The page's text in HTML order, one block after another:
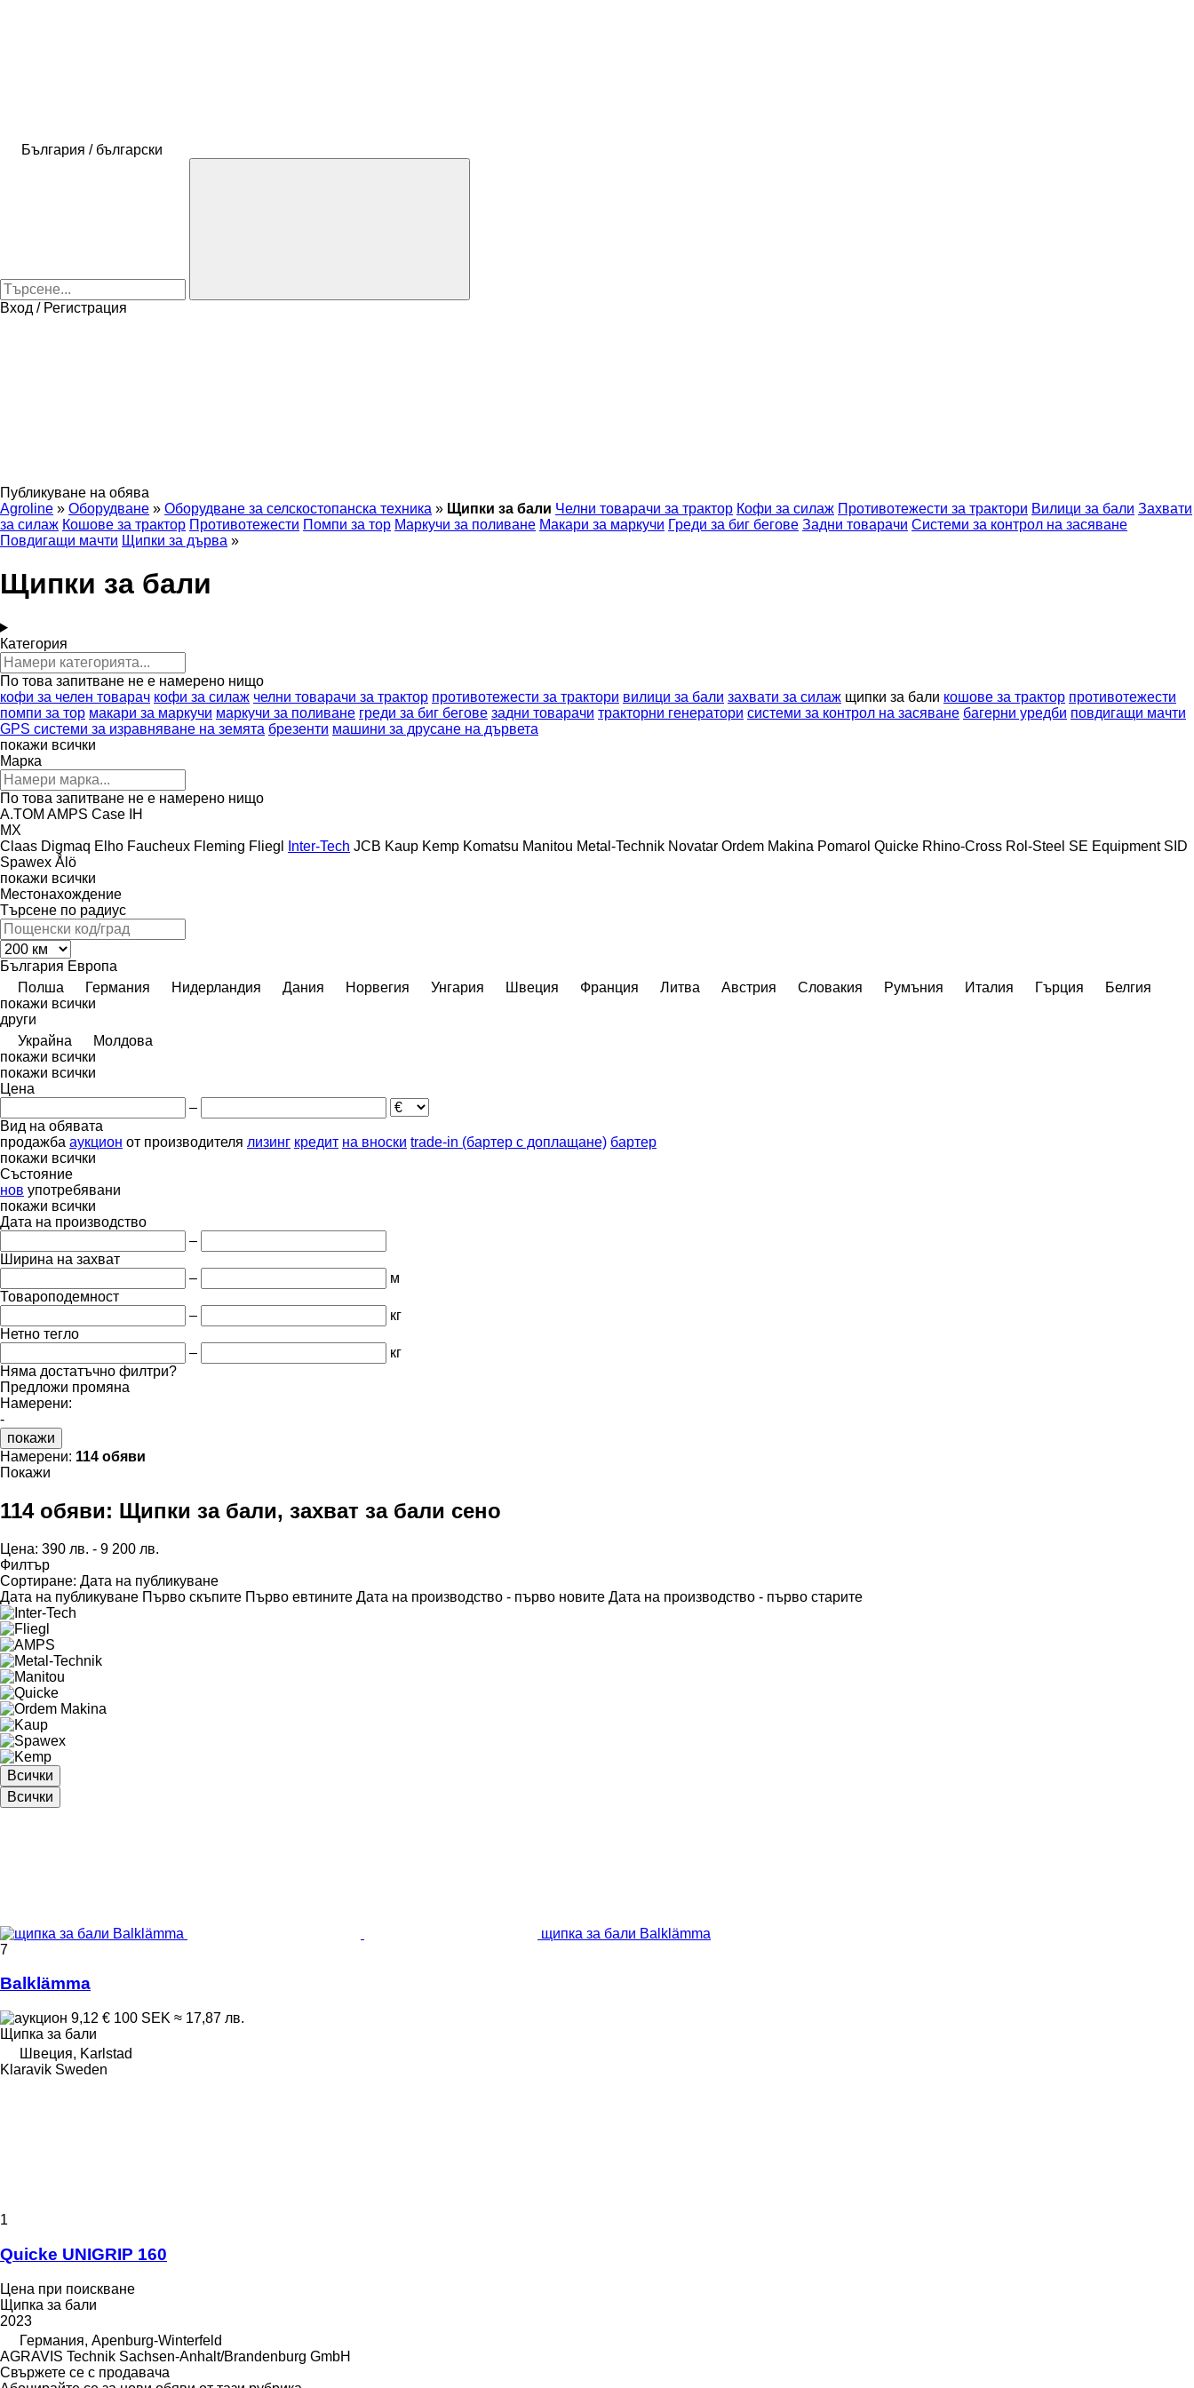
България / български
Вход / Регистрация
Публикуване на обява
Agroline » Оборудване » Оборудване за селскостопанска техника » Щипки за бали Челни товарачи за трактор Кофи за силаж Противотежести за трактори Вилици за бали Захвати
за силаж Кошове за трактор Противотежести Помпи за тор Маркучи за поливане Макари за маркучи Греди за биг бегове Задни товарачи Системи за контрол на засяване
Повдигащи мачти Щипки за дърва »
Щипки за бали
Категория
По това запитване не е намерено нищо
кофи за челен товарач кофи за силаж челни товарачи за трактор противотежести за трактори вилици за бали захвати за силаж щипки за бали кошове за трактор противотежести
помпи за тор макари за маркучи маркучи за поливане греди за биг бегове задни товарачи тракторни генератори системи за контрол на засяване багерни уредби повдигащи мачти
GPS системи за изравняване на земята брезенти машини за друсане на дървета
покажи всички
Марка
По това запитване не е намерено нищо
A.TOM AMPS Case IH
MX
Claas Digmaq Elho Faucheux Fleming Fliegl Inter-Tech JCB Kaup Kemp Komatsu Manitou Metal-Technik Novatar Ordem Makina Pomarol Quicke Rhino-Cross Rol-Steel SE Equipment SID
Spawex Ålö
покажи всички
Местонахождение
Търсене по радиус
България Европа
Полша
Германия Нидерландия Дания Норвегия Унгария Швеция Франция Литва Австрия Словакия Румъния Италия Гърция
Белгия
покажи всички
други
Украйна
Молдова
покажи всички
покажи всички
Цена
–
Вид на обявата
продажба аукцион от производителя лизинг кредит на вноски trade-in (бартер с доплащане) бартер
покажи всички
Състояние
нов употребявани
покажи всички
Дата на производство
–
Ширина на захват
–
м
Товароподемност
–
кг
Нетно тегло
–
кг
Няма достатъчно филтри?
Предложи промяна
Намерени:
-
покажи
Намерени: 114 обяви
Покажи
114 обяви: Щипки за бали, захват за бали сено
Цена: 390 лв. - 9 200 лв.
Филтър
Сортиране: Дата на публикуване
Дата на публикуване Първо скъпите Първо евтините Дата на производство - първо новите Дата на производство - първо старите
Всички
Всички
щипка за бали Balklämma
7
Balklämma
9,12 € 100 SEK ≈ 17,87 лв.
Щипка за бали
Швеция, Karlstad
Klaravik Sweden
1
Quicke UNIGRIP 160
Цена при поискване
Щипка за бали
2023
Германия, Apenburg-Winterfeld
AGRAVIS Technik Sachsen-Anhalt/Brandenburg GmbH
Свържете се с продавача